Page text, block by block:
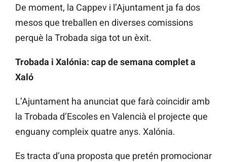
De moment, la Cappev i l’Ajuntament ja fa dos
mesos que treballen en diverses comissions
perquè la Trobada siga tot un èxit.
Trobada i Xalónia: cap de semana complet a
Xaló
L’Ajuntament ha anunciat que farà coincidir amb
la Trobada d’Escoles en Valencià el projecte que
enguany compleix quatre anys. Xalónia.
Es tracta d’una proposta que pretén promocionar